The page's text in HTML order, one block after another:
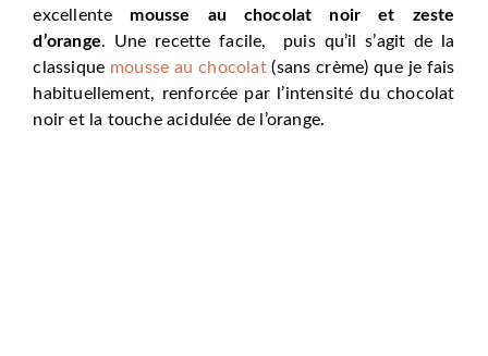
excellente mousse au chocolat noir et zeste
d’orange. Une recette facile, puis qu’il s’agit de la
classique mousse au chocolat(sans crème) que je fais
habituellement, renforcée par l’intensité du chocolat
noir et la touche acidulée de l’orange.